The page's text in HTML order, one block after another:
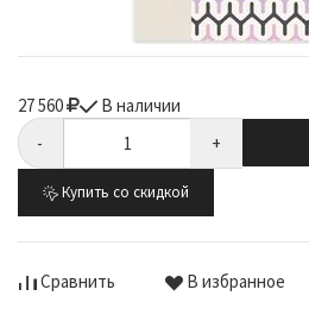
27 560
В наличии
-
+
Купить со скидкой
Сравнить В избранное